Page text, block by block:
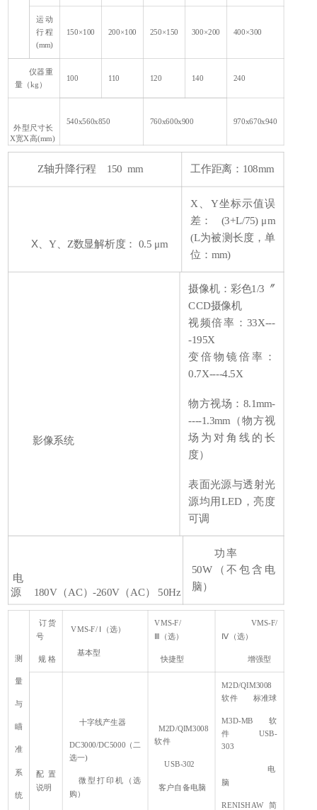
运动
行程
(mm)
150×100 200×100 250×150 300×200 400×300
仪器重
量（kg）
100 110 120 140 240
外型尺寸长
X宽X高(mm)
540x560x850 760x600x900 970x670x940
Z轴升降行程 150 mm 工作距离：108mm
X 、Y、Z数显解析度： 0.5 μm
X 、Y坐标示值误
差： (3+L/75) μm
(L为被测长度，单
位：mm)
影像系统
摄像机：彩色1/3〞
CCD摄像机
视频倍率：33X---
-195X
变倍物镜倍率：
0.7X----4.5X
物方视场：8.1mm-
----1.3mm（物方视
场为对角线的长
度）
表面光源与透射光
源均用LED，亮度
可调
电
源 180V（AC）-260V（AC） 50Hz
功率
50W（不包含电
脑）
测
量
与
瞄
准
系
统
订货
号
规 格
VMS-F/ Ⅰ（选）
基本型
VMS-F/
Ⅲ（选）
快捷型
VMS-F/
Ⅳ（选）
增强型
配置
说明
十字线产生器
DC3000/DC5000 （二
选一)
微型打印机（选
购）
M2D/QIM3008
软件
USB-302
客户自备电脑
M2D/QIM3008
软件 标准球
M3D-MB 软
件 USB-
303
电
脑
RENISHAW 简